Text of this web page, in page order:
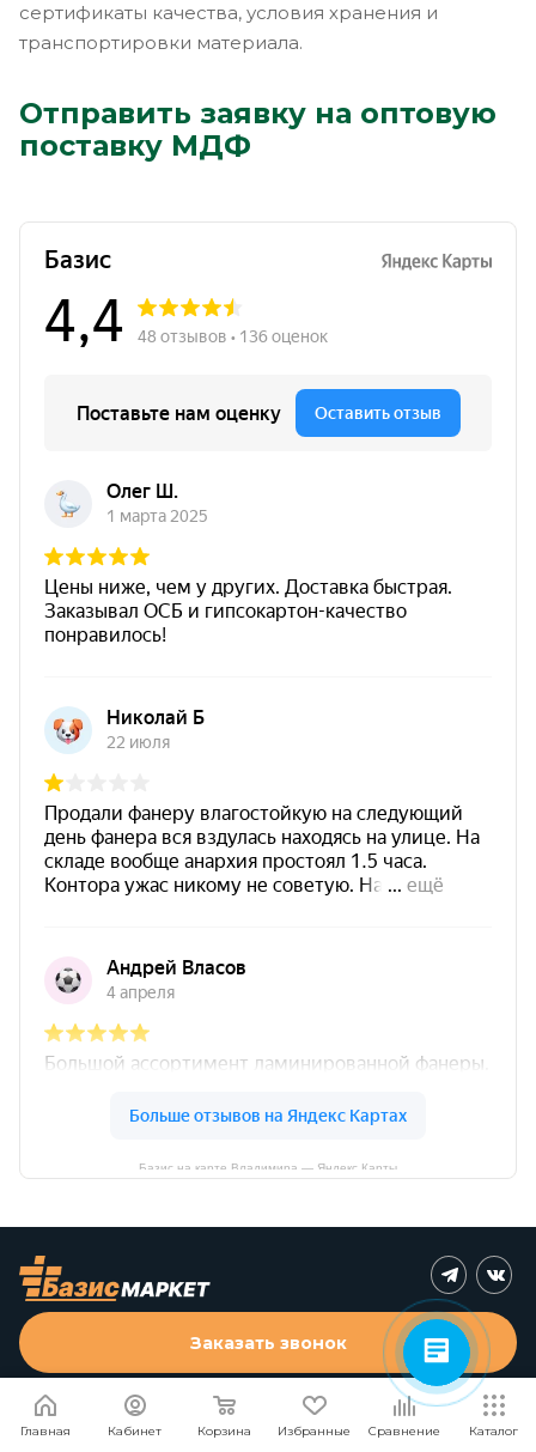
сертификаты качества, условия хранения и
транспортировки материала.
Отправить заявку на оптовую
поставку МДФ
Базис на карте Владимира — Яндекс Карты
Заказать звонок
Главная Кабинет Корзина Избранные Сравнение Каталог
Мы используем файлы cookie. Подробнее Я согласен